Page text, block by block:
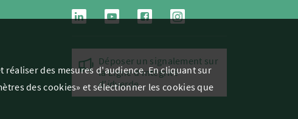
Déposer un signalement sur
la Ligne d'intégrité
d'idverde
des mesures d'audience. En cliquant sur
des cookies» et sélectionner les cookies que